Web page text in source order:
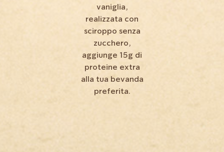
vaniglia,
realizzata con
sciroppo senza
zucchero,
aggiunge 15g di
proteine extra
alla tua bevanda
preferita.